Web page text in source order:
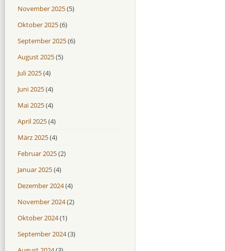
November 2025(5)
Oktober 2025(6)
September 2025(6)
August 2025(5)
Juli 2025(4)
Juni 2025(4)
Mai 2025(4)
April 2025(4)
März 2025(4)
Februar 2025(2)
Januar 2025(4)
Dezember 2024(4)
November 2024(2)
Oktober 2024(1)
September 2024(3)